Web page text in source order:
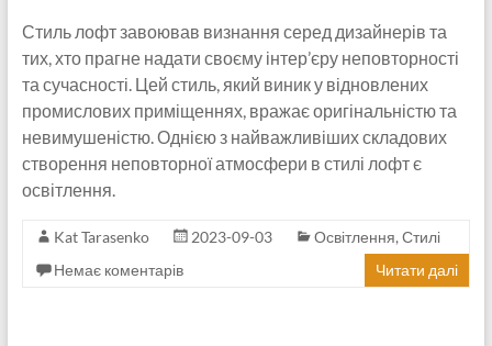
Стиль лофт завоював визнання серед дизайнерів та
тих, хто прагне надати своєму інтер’єру неповторності
та сучасності. Цей стиль, який виник у відновлених
промислових приміщеннях, вражає оригінальністю та
невимушеністю. Однією з найважливіших складових
створення неповторної атмосфери в стилі лофт є
освітлення.
Kat Tarasenko 2023-09-03 Освітлення, Стилі
Немає коментарів
Читати далі